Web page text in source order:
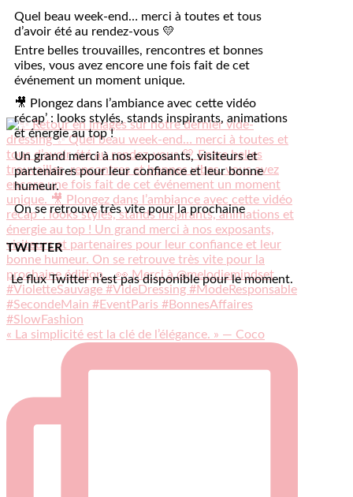
« La simplicité est la clé de l’élégance. » — Coco
Quel beau week-end… merci à toutes et tous
d’avoir été au rendez-vous 💛
Entre belles trouvailles, rencontres et bonnes
vibes, vous avez encore une fois fait de cet
événement un moment unique.
🎥 Plongez dans l’ambiance avec cette vidéo
récap’ : looks stylés, stands inspirants, animations
et énergie au top !
Un grand merci à nos exposants, visiteurs et
partenaires pour leur confiance et leur bonne
humeur.
On se retrouve très vite pour la prochaine
édition… 👀
#VioletteSauvage #VideDressing
#ModeResponsable #SecondeMain #EventParis
#BonnesAffaires#SlowFashion
Vidéo
Sur Facebook · Partager
Violette Sauvage: Vide dressing géant
« La simplicité est la clé de l’élégance. »
— Coco Chanel
TWITTER
Le flux Twitter n’est pas disponible pour le moment.